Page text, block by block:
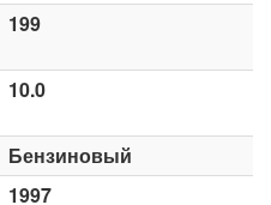
199
10.0
Бензиновый
1997